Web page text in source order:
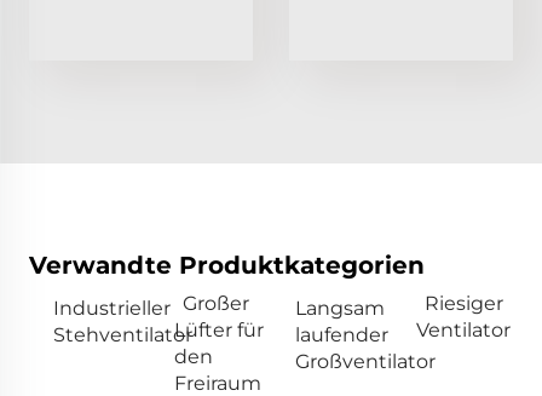
Verwandte Produktkategorien
Industrieller
Stehventilator
Großer
Lüfter für
den
Freiraum
Langsam
laufender
Großventilator
Riesiger
Ventilator